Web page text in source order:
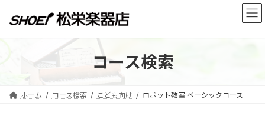
ン
ー
コース検索
ホーム コース検索 こども向け ロボット教室 ベーシックコース